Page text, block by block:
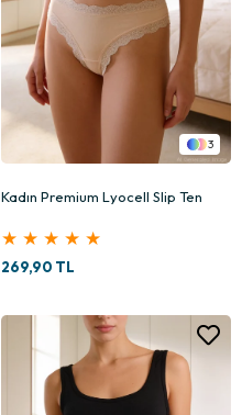
3
Kadın Premium Lyocell Slip Ten
★ ★ ★ ★ ★
269,90 TL